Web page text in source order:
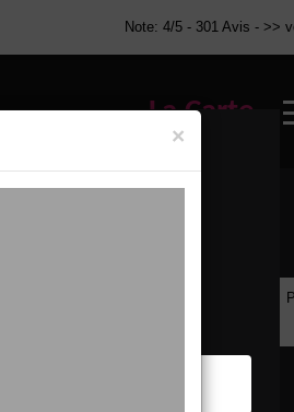
Note: 4/5 - 301 Avis - >>
La Carte
×